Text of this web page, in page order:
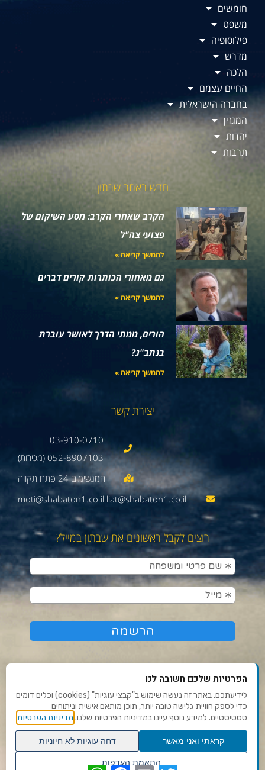
חומשים
משפט
פילוסופיה
מדרש
הלכה
החיים עצמם
בחברה הישראלית
המגזין
יהדות
תרבות
חדש באתר שבתון
הקרב שאחרי הקרב: מסע השיקום של
פצועי צה"ל
להמשך קריאה »
גם מאחורי הכותרות קורים דברים
להמשך קריאה »
הורים, ממתי הדרך לאושר עוברת
בנתב"ג?
להמשך קריאה »
יצירת קשר
03-910-0710
052-8907103 (מכירות)
moti@shabaton1.co.il liat@shabaton1.co.il
רוצים לקבל ראשונים את שבתון במייל?
תנאי שימוש ומדיניות פרטיות
פנו אלינו
הצהרת נגישות
הפרטיות שלכם חשובה לנו
לידיעתכם, באתר זה נעשה שימוש ב"קבצי עוגיות" (cookies) וכלים דומים
כדי לספק חוויית גלישה טובה יותר, תוכן מותאם אישית וניתוחים
סטטיסטיים. למידע נוסף עיינו במדיניות הפרטיות שלנו. מדיניות הפרטיות
קראתי ואני מאשר
דחה עוגיות לא חיוניות
התאמת העדפות